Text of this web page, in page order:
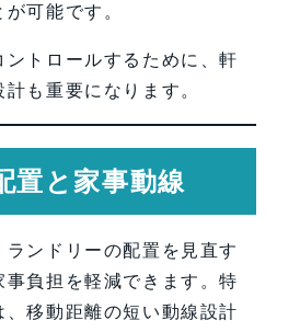
可能です。
ントロールするために、軒
も重要になります。
置と家事動線
ランドリーの配置を見直す
事負担を軽減できます。特
、移動距離の短い動線設計